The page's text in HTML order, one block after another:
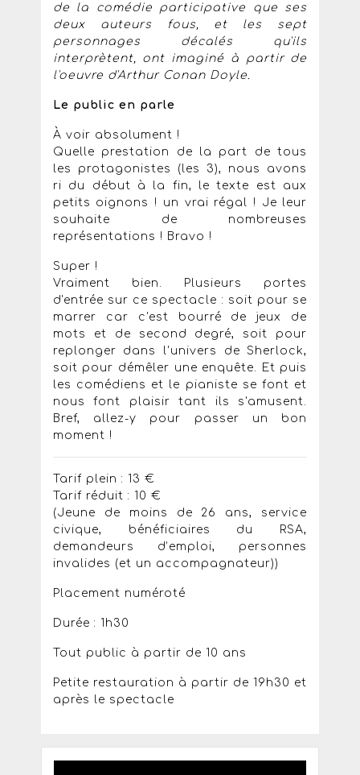
de la comédie participative que ses
deux auteurs fous, et les sept
personnages décalés qu'ils
interprètent, ont imaginé à partir de
l'oeuvre d'Arthur Conan Doyle.
Le public en parle
À voir absolument !
Quelle prestation de la part de tous
les protagonistes (les 3), nous avons
ri du début à la fin, le texte est aux
petits oignons ! un vrai régal ! Je leur
souhaite de nombreuses
représentations ! Bravo !
Super !
Vraiment bien. Plusieurs portes
d'entrée sur ce spectacle : soit pour se
marrer car c'est bourré de jeux de
mots et de second degré, soit pour
replonger dans l'univers de Sherlock,
soit pour démêler une enquête. Et puis
les comédiens et le pianiste se font et
nous font plaisir tant ils s'amusent.
Bref, allez-y pour passer un bon
moment !
Tarif plein : 13 €
Tarif réduit : 10 €
(Jeune de moins de 26 ans, service
civique, bénéficiaires du RSA,
demandeurs d’emploi, personnes
invalides (et un accompagnateur))
Placement numéroté
Durée : 1h30
Tout public à partir de 10 ans
Petite restauration à partir de 19h30 et
après le spectacle